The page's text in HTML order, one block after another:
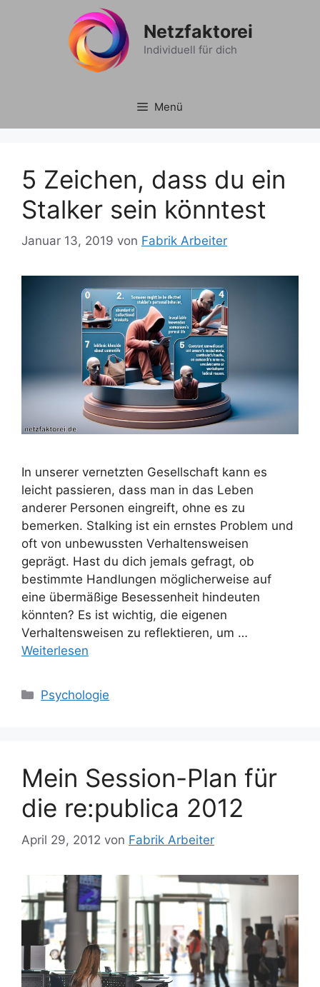
Netzfaktorei
Individuell für dich
Menü
5 Zeichen, dass du ein
Stalker sein könntest
Januar 13, 2019 von Fabrik Arbeiter
In unserer vernetzten Gesellschaft kann es
leicht passieren, dass man in das Leben
anderer Personen eingreift, ohne es zu
bemerken. Stalking ist ein ernstes Problem und
oft von unbewussten Verhaltensweisen
geprägt. Hast du dich jemals gefragt, ob
bestimmte Handlungen möglicherweise auf
eine übermäßige Besessenheit hindeuten
könnten? Es ist wichtig, die eigenen
Verhaltensweisen zu reflektieren, um …
Weiterlesen
Kategorien
Psychologie
Mein Session-Plan für
die re:publica 2012
April 29, 2012 von Fabrik Arbeiter